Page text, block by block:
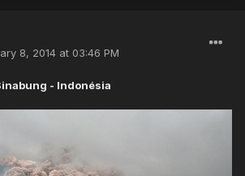
8, 2014 at 03:46 PM
- Indonésia